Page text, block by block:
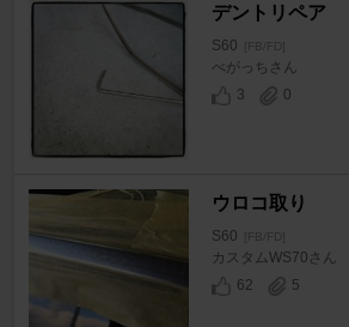
デントリペア
S60 [FB/FD]
べがっちさん
3
0
ウロコ取り
S60 [FB/FD]
カスタムWS70さん
62
5